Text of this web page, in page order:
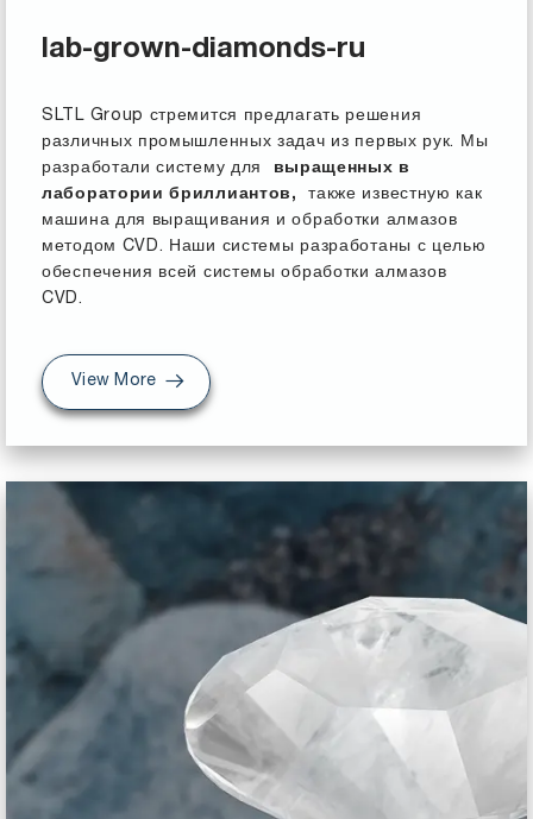
lab-grown-diamonds-ru
SLTL Group стремится предлагать решения
различных промышленных задач из первых рук. Мы
разработали систему для
выращенных в
лаборатории бриллиантов,
также известную как
машина для выращивания и обработки алмазов
методом CVD. Наши системы разработаны с целью
обеспечения всей системы обработки алмазов
CVD.
View More